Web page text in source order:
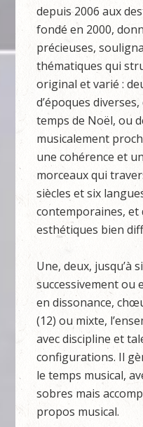
depuis 2006 aux
fondé en 2000,
précieuses,
thématiques qui
original et varié :
d’époques
temps de Noël, ou
musicalement
une cohérence et
morceaux qui
siècles et six
contemporaines,
esthétiques bien
Une, deux, jusqu’à
successivement ou
en dissonance,
(12) ou mixte,
avec discipline et
configurations. Il
le temps musical,
sobres mais
propos musical.